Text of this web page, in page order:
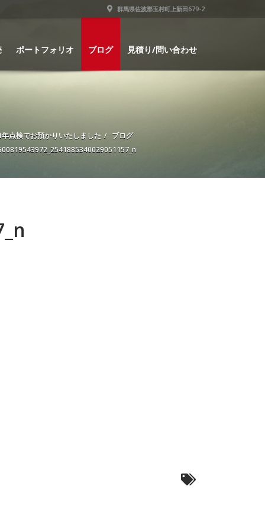
群馬県佐波郡玉村町上新田679-2
ポートフォリオ ブログ 見積り/問い合わせ
点検でお預かりいたしました
ブログ